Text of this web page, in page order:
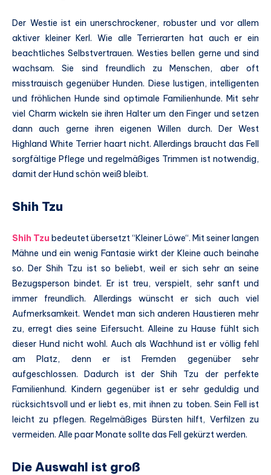
Der Westie ist ein unerschrockener, robuster und vor allem
aktiver kleiner Kerl. Wie alle Terrierarten hat auch er ein
beachtliches Selbstvertrauen. Westies bellen gerne und sind
wachsam. Sie sind freundlich zu Menschen, aber oft
misstrauisch gegenüber Hunden. Diese lustigen, intelligenten
und fröhlichen Hunde sind optimale Familienhunde. Mit sehr
viel Charm wickeln sie ihren Halter um den Finger und setzen
dann auch gerne ihren eigenen Willen durch. Der West
Highland White Terrier haart nicht. Allerdings braucht das Fell
sorgfältige Pflege und regelmäßiges Trimmen ist notwendig,
damit der Hund schön weiß bleibt.
Shih Tzu
Shih Tzu bedeutet übersetzt “Kleiner Löwe“. Mit seiner langen
Mähne und ein wenig Fantasie wirkt der Kleine auch beinahe
so. Der Shih Tzu ist so beliebt, weil er sich sehr an seine
Bezugsperson bindet. Er ist treu, verspielt, sehr sanft und
immer freundlich. Allerdings wünscht er sich auch viel
Aufmerksamkeit. Wendet man sich anderen Haustieren mehr
zu, erregt dies seine Eifersucht. Alleine zu Hause fühlt sich
dieser Hund nicht wohl. Auch als Wachhund ist er völlig fehl
am Platz, denn er ist Fremden gegenüber sehr
aufgeschlossen. Dadurch ist der Shih Tzu der perfekte
Familienhund. Kindern gegenüber ist er sehr geduldig und
rücksichtsvoll und er liebt es, mit ihnen zu toben. Sein Fell ist
leicht zu pflegen. Regelmäßiges Bürsten hilft, Verfilzen zu
vermeiden. Alle paar Monate sollte das Fell gekürzt werden.
Die Auswahl ist groß